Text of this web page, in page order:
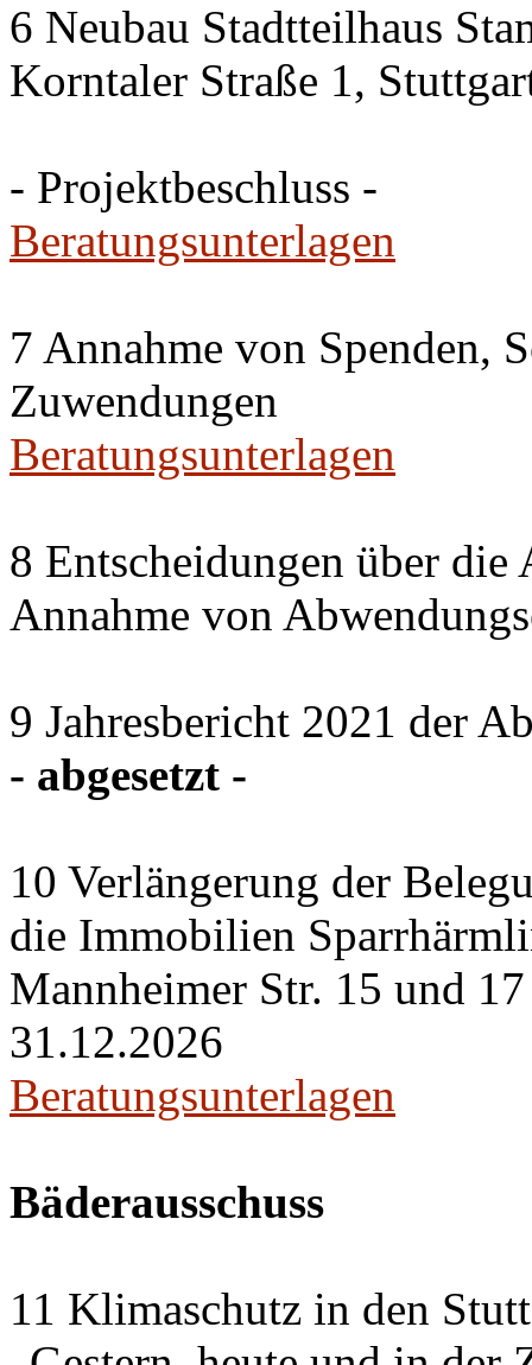
6 Neubau Stadtteilhaus
Korntaler Straße 1,
- Projektbeschluss -
Beratungsunterlagen
7 Annahme von Spenden,
Zuwendungen
Beratungsunterlagen
8 Entscheidungen über
Annahme von
9 Jahresbericht 2021 der
- abgesetzt -
10 Verlängerung der
die Immobilien
Mannheimer Str. 15 und
31.12.2026
Beratungsunterlagen
Bäderausschuss
11 Klimaschutz in den